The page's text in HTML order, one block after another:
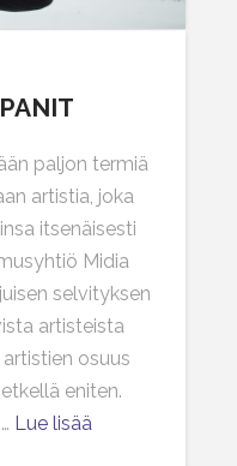
paljon termiä
artistia, joka
itsenäisesti
Midia
selvityksen
artisteista
osuus
eniten.
Lue lisää